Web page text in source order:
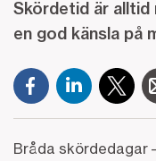
Skördetid är alltid
en god känsla på
Bråda skördedagar